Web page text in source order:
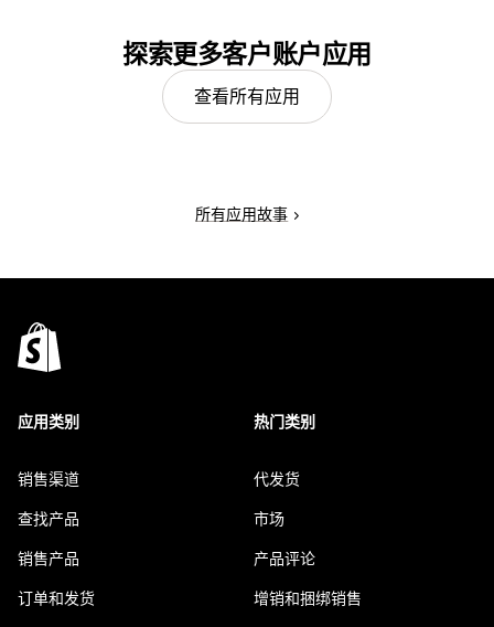
探索更多客户账户应用
查看所有应用
所有应用故事
应用类别
销售渠道
查找产品
销售产品
订单和发货
热门类别
代发货
市场
产品评论
增销和捆绑销售